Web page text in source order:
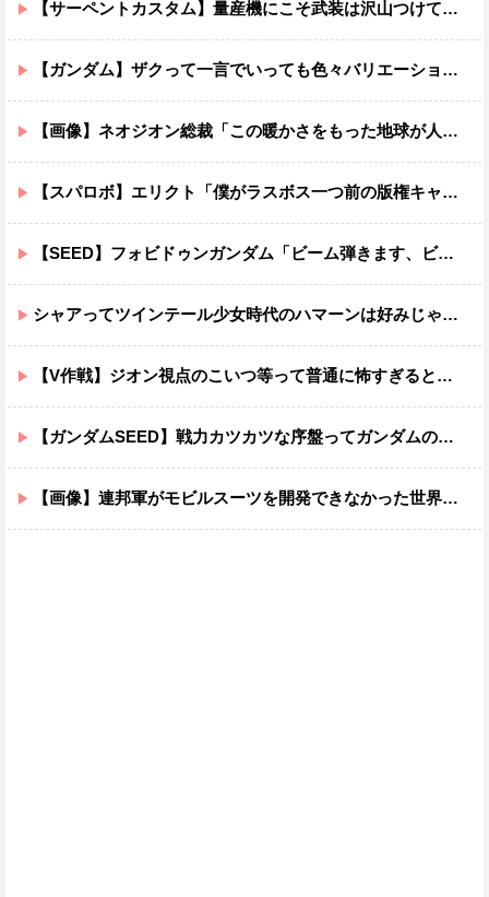
【サーペントカスタム】量産機にこそ武装は沢山つけてほしいよね
【ガンダム】ザクって一言でいっても色々バリエーションがあるよね
【画像】ネオジオン総裁「この暖かさをもった地球が人間さえ破壊するんだ（汗だく）」
【スパロボ】エリクト「僕がラスボス一つ前の版権キャラ最後の敵ってちょっと荷が重すぎない？」
【SEED】フォビドゥンガンダム「ビーム弾きます、ビーム曲げられます、空飛びます」←二世代目でこれ出来るのおかしいだろ
シャアってツインテール少女時代のハマーンは好みじゃなかったの？
【V作戦】ジオン視点のこいつ等って普通に怖すぎると思う…
【ガンダムSEED】戦力カツカツな序盤ってガンダムの中だと割と珍しい気がする
【画像】連邦軍がモビルスーツを開発できなかった世界線のガンダムｗｗｗｗｗｗｗ